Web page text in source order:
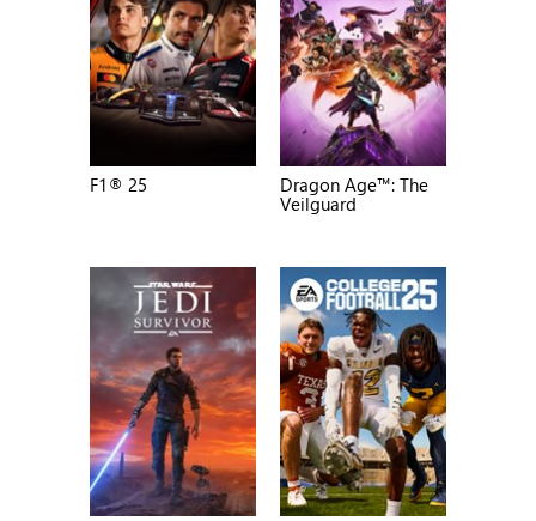
F1® 25
Dragon Age™: The
Veilguard